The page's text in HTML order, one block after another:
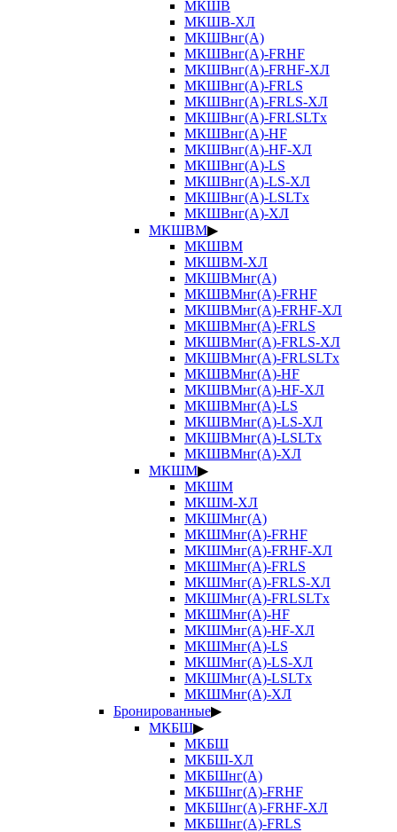
МКШВ
МКШВ-ХЛ
МКШВнг(А)
МКШВнг(А)-FRHF
МКШВнг(А)-FRHF-ХЛ
МКШВнг(А)-FRLS
МКШВнг(А)-FRLS-ХЛ
МКШВнг(А)-FRLSLTx
МКШВнг(А)-HF
МКШВнг(А)-HF-ХЛ
МКШВнг(А)-LS
МКШВнг(А)-LS-ХЛ
МКШВнг(А)-LSLTx
МКШВнг(А)-ХЛ
МКШВМ▶
МКШВМ
МКШВМ-ХЛ
МКШВМнг(А)
МКШВМнг(А)-FRHF
МКШВМнг(А)-FRHF-ХЛ
МКШВМнг(А)-FRLS
МКШВМнг(А)-FRLS-ХЛ
МКШВМнг(А)-FRLSLTx
МКШВМнг(А)-HF
МКШВМнг(А)-HF-ХЛ
МКШВМнг(А)-LS
МКШВМнг(А)-LS-ХЛ
МКШВМнг(А)-LSLTx
МКШВМнг(А)-ХЛ
МКШМ▶
МКШМ
МКШМ-ХЛ
МКШМнг(А)
МКШМнг(А)-FRHF
МКШМнг(А)-FRHF-ХЛ
МКШМнг(А)-FRLS
МКШМнг(А)-FRLS-ХЛ
МКШМнг(А)-FRLSLTx
МКШМнг(А)-HF
МКШМнг(А)-HF-ХЛ
МКШМнг(А)-LS
МКШМнг(А)-LS-ХЛ
МКШМнг(А)-LSLTx
МКШМнг(А)-ХЛ
Бронированные▶
МКБШ▶
МКБШ
МКБШ-ХЛ
МКБШнг(А)
МКБШнг(А)-FRHF
МКБШнг(А)-FRHF-ХЛ
МКБШнг(А)-FRLS